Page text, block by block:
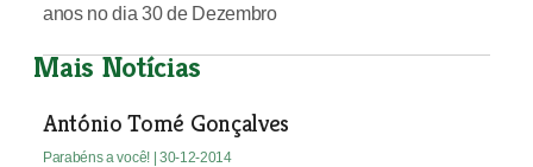
anos no dia 30 de Dezembro
Mais Notícias
António Tomé Gonçalves
Parabéns a você! | 30-12-2014